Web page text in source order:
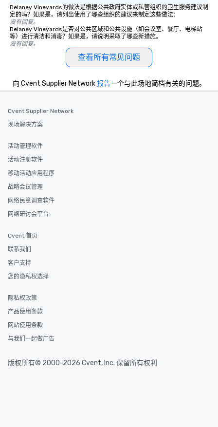
Delaney Vineyards的做法是根据公共政府实体或私营组织的卫生服务建议制
定的吗？如果是，请列出使用了哪些组织的建议来制定这些做法：
没有回复。
Delaney Vineyards是否对公共区域和公共设施（如会议室、餐厅、电梯站
等）进行清洁和消毒？如果是，请说明采取了哪些新措施。
没有回复。
查看所有常见问题
向 Cvent Supplier Network报告一个与此场地简档有关的问题。
Cvent Supplier Network
现场解决方案
活动管理软件
活动注册软件
移动活动应用程序
战略会议管理
网络民意调查软件
网络研讨会平台
Cvent 首页
联系我们
客户支持
您的隐私权选择
隐私权政策
产品使用条款
网站使用条款
与我们一起做广告
版权所有© 2000-2026 Cvent, Inc. 保留所有权利